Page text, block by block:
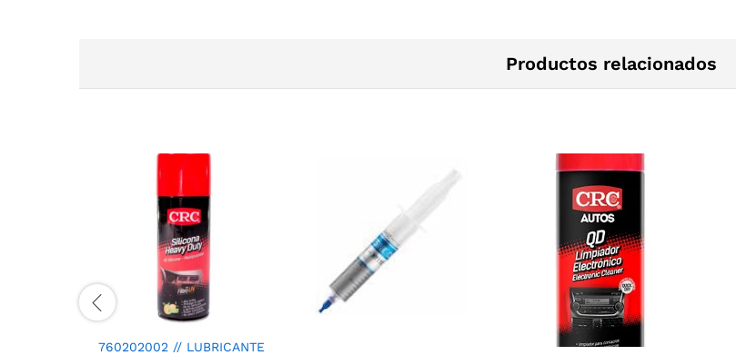
Productos relacionados
760202002 // LUBRICANTE